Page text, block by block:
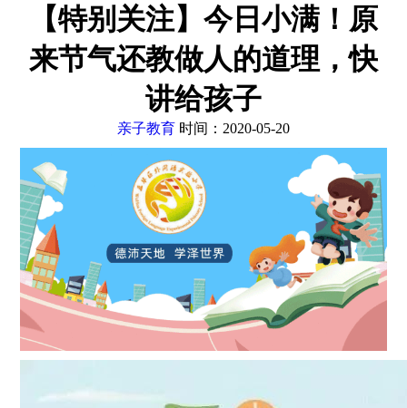
【特别关注】今日小满！原
来节气还教做人的道理，快
讲给孩子
亲子教育 时间：2020-05-20